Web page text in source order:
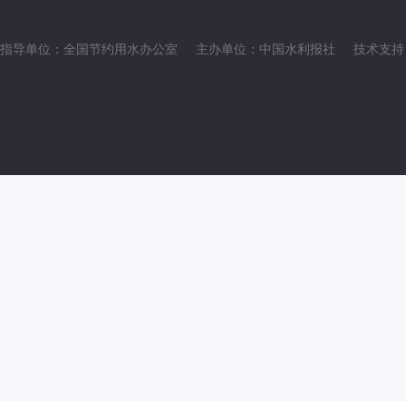
指导单位：全国节约用水办公室 主办单位：中国水利报社 技术支